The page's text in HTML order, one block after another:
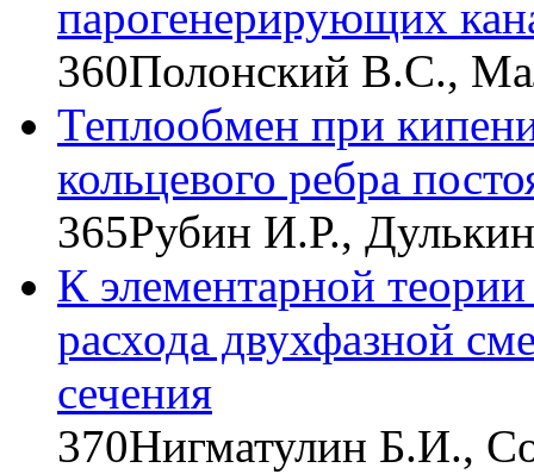
парогенерирующих
360Полонский В.С.,
Теплообмен при
кольцевого ребра
365Рубин И.Р.,
К элементарной
расхода двухфазной
сечения
370Нигматулин Б.И.,